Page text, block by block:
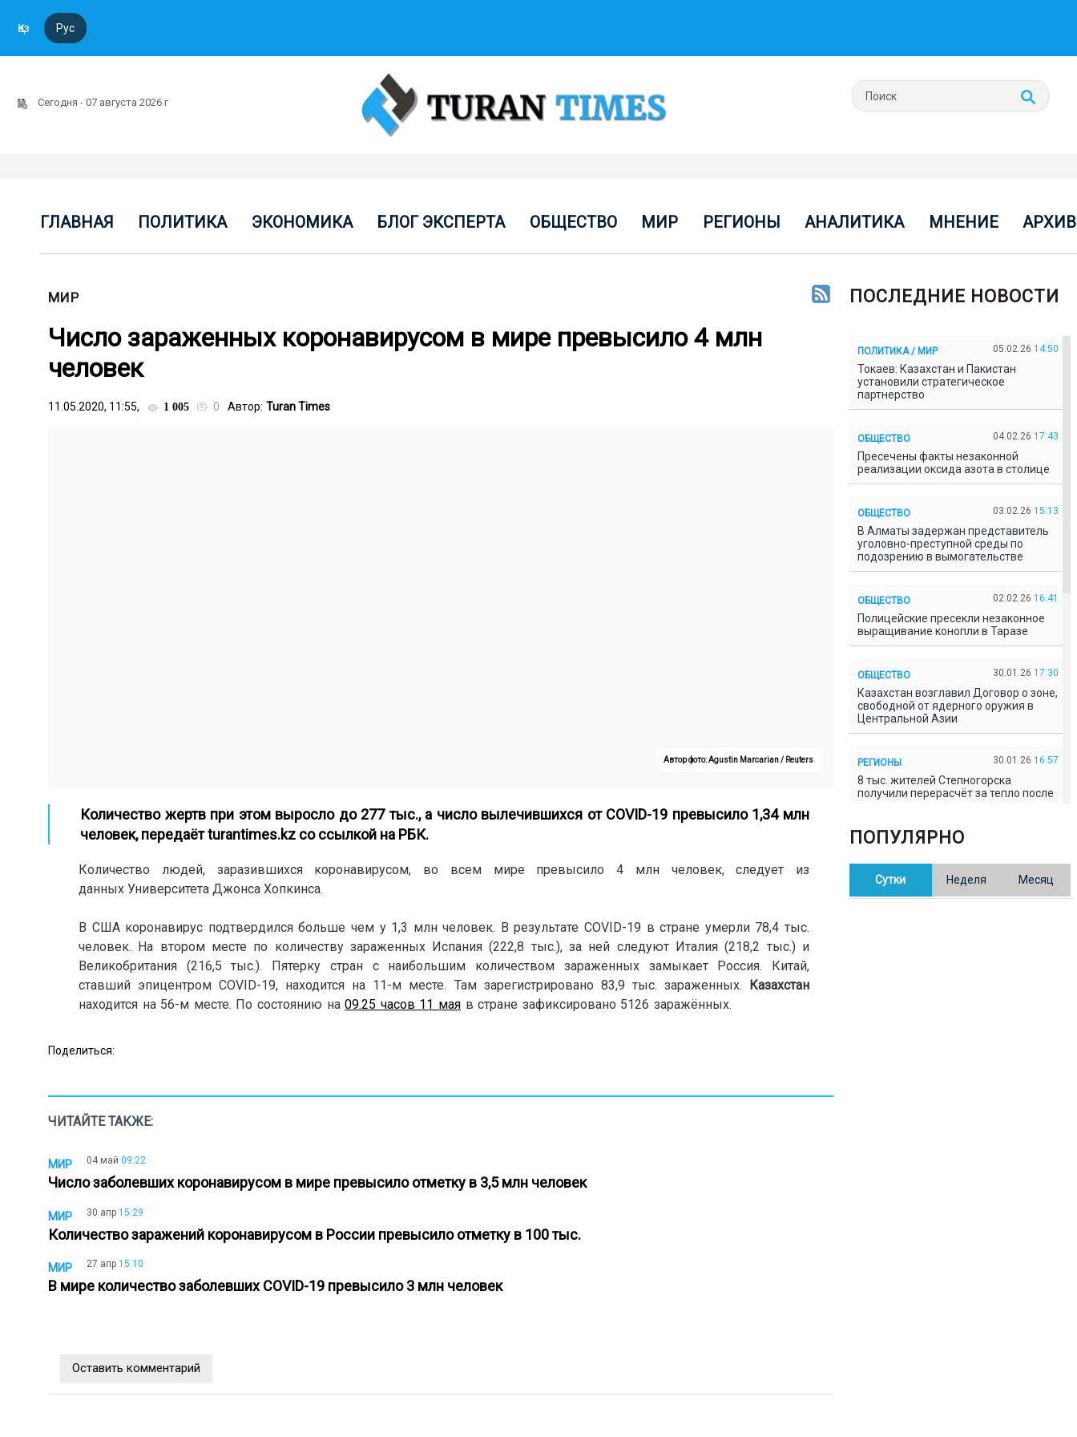
Қаз Рус
Сегодня - 07 августа 2026 г
ГЛАВНАЯ ПОЛИТИКА ЭКОНОМИКА БЛОГ ЭКСПЕРТА ОБЩЕСТВО МИР РЕГИОНЫ АНАЛИТИКА МНЕНИЕ АРХИВ
МИР
Число зараженных коронавирусом в мире превысило 4 млн
человек
11.05.2020, 11:55, 1 005 0 Автор: Turan Times
Автор фото: Agustin Marcarian / Reuters
Количество жертв при этом выросло до 277 тыс., а число вылечившихся от COVID-19 превысило 1,34 млн
человек, передаётturantimes.kz со ссылкой на РБК.
Количество людей, заразившихся коронавирусом, во всем мире превысило 4 млн человек, следует из
данных Университета Джонса Хопкинса.
В США коронавирус подтвердился больше чем у 1,3 млн человек. В результате COVID-19 в стране умерли 78,4 тыс.
человек. На втором месте по количеству зараженных Испания (222,8 тыс.), за ней следуют Италия (218,2 тыс.) и
Великобритания (216,5 тыс.). Пятерку стран с наибольшим количеством зараженных замыкает Россия. Китай,
ставший эпицентром COVID-19, находится на 11-м месте. Там зарегистрировано 83,9 тыс. зараженных.
Казахстан
находится на 56-м месте. По состоянию на09.25 часов 11 мая в стране зафиксировано 5126 заражённых.
Поделиться:
ЧИТАЙТЕ ТАКЖЕ:
МИР 04 май 09:22
Число заболевших коронавирусом в мире превысило отметку в 3,5 млн человек
МИР 30 апр 15:29
Количество заражений коронавирусом в России превысило отметку в 100 тыс.
МИР 27 апр 15:10
В мире количество заболевших COVID-19 превысило 3 млн человек
Оставить комментарий
ПОСЛЕДНИЕ НОВОСТИ
ПОЛИТИКА / МИР 05.02.26 14:50
Токаев: Казахстан и Пакистан
установили стратегическое
партнерство
ОБЩЕСТВО 04.02.26 17:43
Пресечены факты незаконной
реализации оксида азота в столице
ОБЩЕСТВО 03.02.26 15:13
В Алматы задержан представитель
уголовно-преступной среды по
подозрению в вымогательстве
ОБЩЕСТВО 02.02.26 16:41
Полицейские пресекли незаконное
выращивание конопли в Таразе
ОБЩЕСТВО 30.01.26 17:30
Казахстан возглавил Договор о зоне,
свободной от ядерного оружия в
Центральной Азии
РЕГИОНЫ 30.01.26 16:57
8 тыс. жителей Степногорска
получили перерасчёт за тепло после
В Казахстане готовят новую
редакцию Конституции: меняется
ПОПУЛЯРНО
Сутки Неделя Месяц